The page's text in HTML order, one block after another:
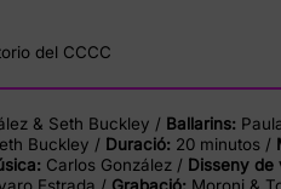
del CCCC
& Seth Buckley / Ballarins:
Buckley / Duració: 20 minutos /
Carlos González / Disseny de